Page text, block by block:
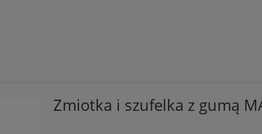
Zmiotka i szufelka z gumą